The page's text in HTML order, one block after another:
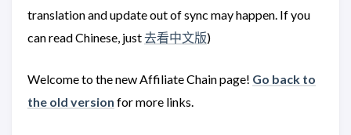
translation and update out of sync may happen. If you
can read Chinese, just去看中文版)
Welcome to the new Affiliate Chain page! Go back to
the old version for more links.